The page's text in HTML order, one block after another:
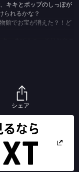
キキとポップのしっぽが
られるかな？
館でお宝が消えた？！ど
っちゃった！キキとポ
笑わせるために、キキと
キキのいたずらだと思っ
けれど…うまくいくか
？
子犬のポップ、どっち
よ！
ちゃんたちのお世話に挑
、みんなカラフルに！
シェア